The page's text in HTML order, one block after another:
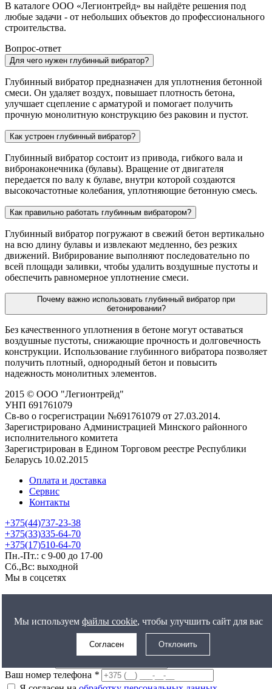
В каталоге ООО «Легионтрейд» вы найдёте решения под
любые задачи - от небольших объектов до профессионального
строительства.
Вопрос-ответ
Для чего нужен глубинный вибратор?
Глубинный вибратор предназначен для уплотнения бетонной
смеси. Он удаляет воздух, повышает плотность бетона,
улучшает сцепление с арматурой и помогает получить
прочную монолитную конструкцию без раковин и пустот.
Как устроен глубинный вибратор?
Глубинный вибратор состоит из привода, гибкого вала и
вибронаконечника (булавы). Вращение от двигателя
передается по валу к булаве, внутри которой создаются
высокочастотные колебания, уплотняющие бетонную смесь.
Как правильно работать глубинным вибратором?
Глубинный вибратор погружают в свежий бетон вертикально
на всю длину булавы и извлекают медленно, без резких
движений. Вибрирование выполняют последовательно по
всей площади заливки, чтобы удалить воздушные пустоты и
обеспечить равномерное уплотнение смеси.
Почему важно использовать глубинный вибратор при
бетонировании?
Без качественного уплотнения в бетоне могут оставаться
воздушные пустоты, снижающие прочность и долговечность
конструкции. Использование глубинного вибратора позволяет
получить плотный, однородный бетон и повысить
надежность монолитных элементов.
2015 © ООО "Легионтрейд"
УНП 691761079
Св-во о госрегистрации №691761079 от 27.03.2014.
Зарегистрировано Администрацией Минского районного
исполнительного комитета
Зарегистрирован в Едином Торговом реестре Республики
Беларусь 10.02.2015
Оплата и доставка
Сервис
Контакты
+375(44)737-23-38
+375(33)335-64-70
+375(17)510-64-70
Пн.-Пт.: с 9-00 до 17-00
Сб.,Вс: выходной
Мы в соцсетях
Информация и цены на сайте не являются публичной офертой
Ваш номер телефона *
Мы используемфайлы cookie, чтобы улучшить сайт для вас
Согласен Отклонить